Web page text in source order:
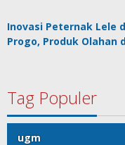
Inovasi Peternak Lele
Progo, Produk Olahan
Tag Populer
ugm